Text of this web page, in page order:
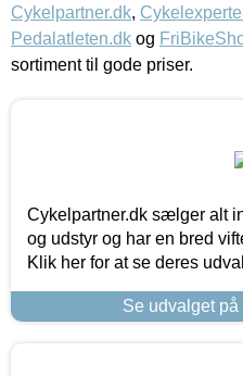
Cykelpartner.dk,
Pedalatleten.dk og
sortiment til gode priser.
Cykelpartner.dk sælger alt
og udstyr og har en bred
Klik her for at se deres
Se udvalget